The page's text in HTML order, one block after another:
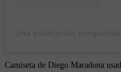
Camiseta de Diego Maradona